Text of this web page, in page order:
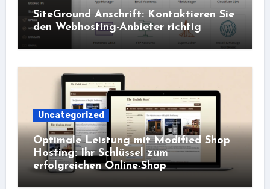
SiteGround Anschrift: Kontaktieren Sie
den Webhosting-Anbieter richtig
Uncategorized
Optimale Leistung mit Modified Shop
Hosting: Ihr Schlüssel zum
erfolgreichen Online-Shop